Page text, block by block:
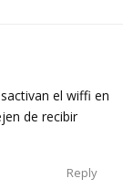
el wiffi en
de recibir
Reply